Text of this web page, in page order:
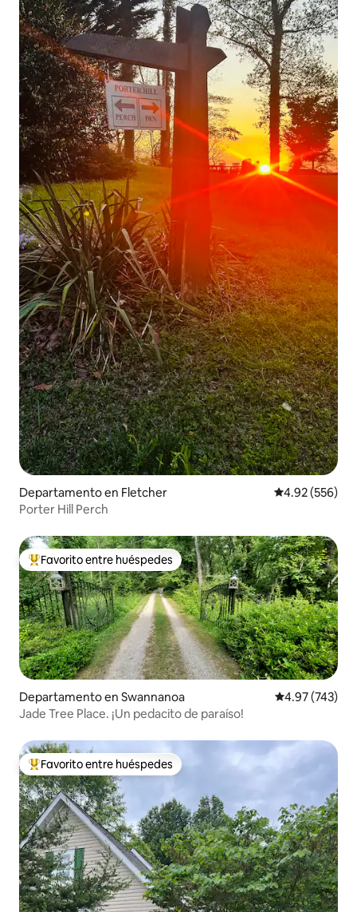
Departamento en Fletcher Calificación
4.92 (556)
Porter Hill Perch
De los mejores en Favorito entre huéspedes
Favorito entre huéspedes
Departamento en Swannanoa Calificación
4.97 (743)
Jade Tree Place. ¡Un pedacito de paraíso!
De los mejores en Favorito entre huéspedes
Favorito entre huéspedes